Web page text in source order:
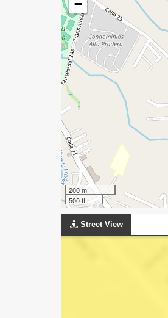
−
200 m
500 ft
Street View